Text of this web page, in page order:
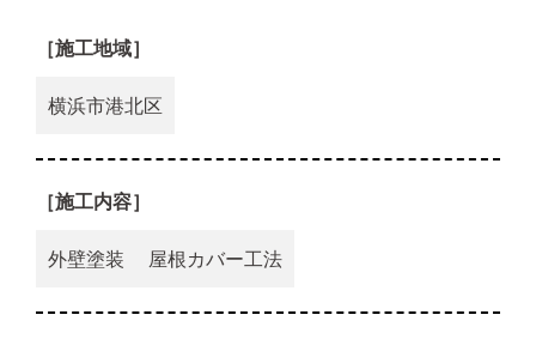
［施工地域］
横浜市港北区
［施工内容］
外壁塗装 屋根カバー工法